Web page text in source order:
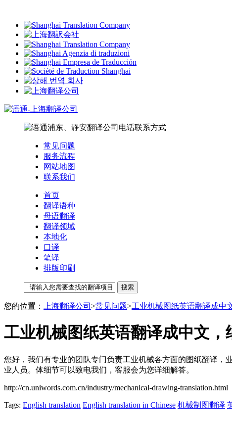
常见问题
服务流程
网站地图
联系我们
首页
翻译语种
母语翻译
翻译领域
本地化
口译
笔译
排版印刷
您的位置： 上海翻译公司 >常见问题>工业机械图纸英语翻译成中
工业机械图纸英语翻译成中文
您好，我们有专业的团队专门负责工业机械各方面的图纸翻译
业人员。体细节可以致电我们，客服会为您详细解答。
http://cn.uniwords.com.cn/industry/mechanical-drawing-translation.html
Tags: English translation English translation in Chinese 机械制图翻译